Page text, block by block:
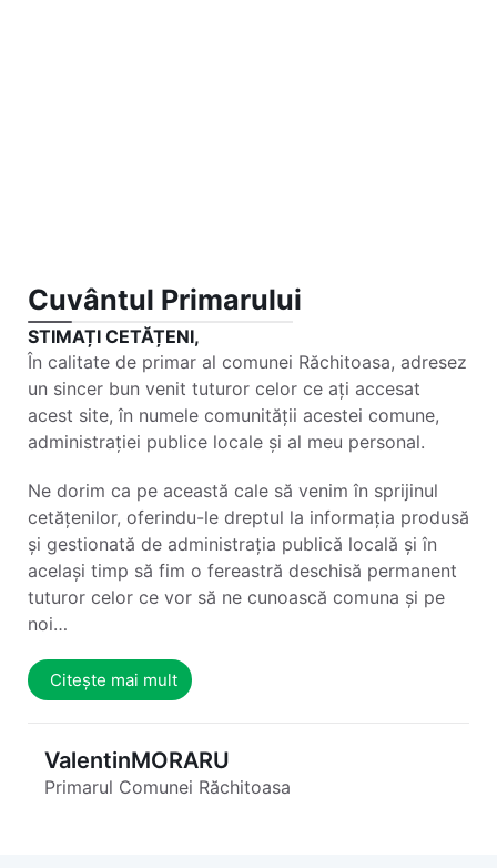
Cuvântul Primarului
STIMAȚI CETĂȚENI,
În calitate de primar al comunei Răchitoasa, adresez
un sincer bun venit tuturor celor ce ați accesat
acest site, în numele comunității acestei comune,
administrației publice locale și al meu personal.
Ne dorim ca pe această cale să venim în sprijinul
cetățenilor, oferindu-le dreptul la informația produsă
și gestionată de administrația publică locală și în
același timp să fim o fereastră deschisă permanent
tuturor celor ce vor să ne cunoască comuna și pe
noi…
Citește mai mult
ValentinMORARU
Primarul Comunei Răchitoasa